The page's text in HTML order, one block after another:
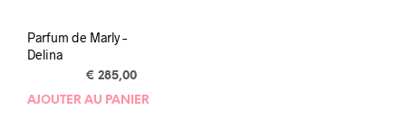
Parfum de Marly –
Delina
€ 285,00
AJOUTER AU PANIER